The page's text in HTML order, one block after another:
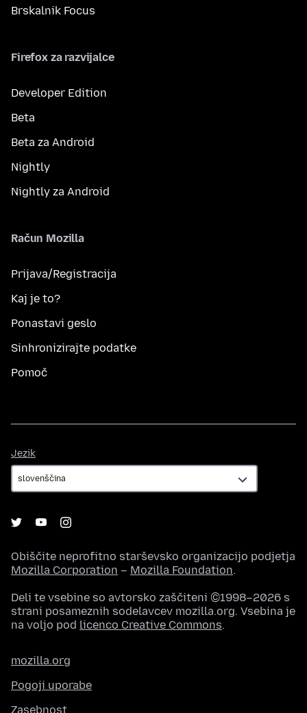
Brskalnik Focus
Firefox za razvijalce
Developer Edition
Beta
Beta za Android
Nightly
Nightly za Android
Račun Mozilla
Prijava/Registracija
Kaj je to?
Ponastavi geslo
Sinhronizirajte podatke
Pomoč
Jezik
Obiščite neprofitno starševsko organizacijo podjetja
Mozilla Corporation – Mozilla Foundation.
Deli te vsebine so avtorsko zaščiteni ©1998–2026 s
strani posameznih sodelavcev mozilla.org. Vsebina je
na voljo pod licenco Creative Commons.
mozilla.org
Pogoji uporabe
Zasebnost